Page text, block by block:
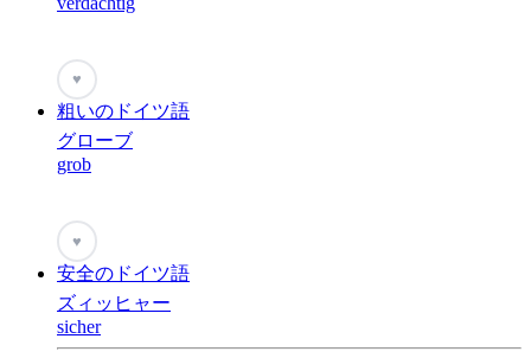
♥
粗いのドイツ語
グローブ
grob
♥
安全のドイツ語
ズィッヒャー
sicher